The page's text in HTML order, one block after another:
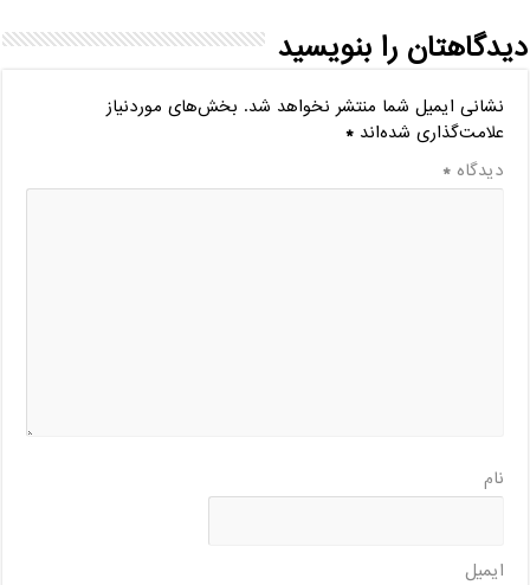
دیدگاهتان را بنویسید
نشانی ایمیل شما منتشر نخواهد شد. بخش‌های موردنیاز
علامت‌گذاری شده‌اند*
دیدگاه*
نام
ایمیل